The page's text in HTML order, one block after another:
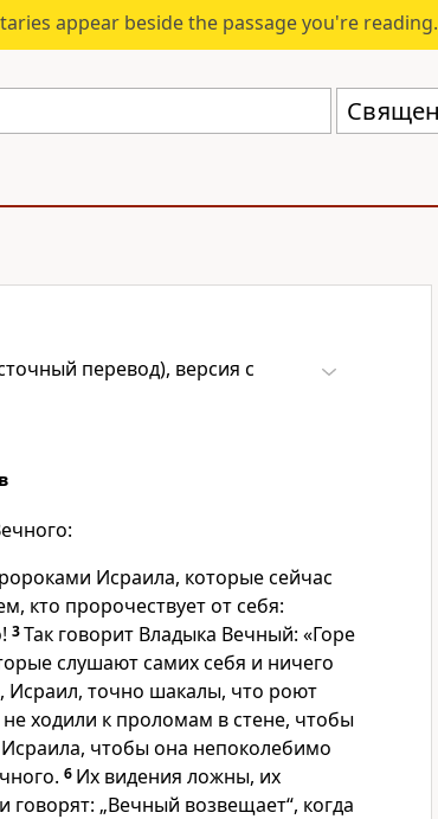
appear beside the passage you're reading.
перевод), версия с
Исраила, которые сейчас
кто пророчествует от себя:
3Так говорит Владыка Вечный: «Горе
слушают самих себя и ничего
Исраил, точно шакалы, что роют
ходили к проломам в стене, чтобы
чтобы она непоколебимо
6 Их видения ложны, их
„Вечный возвещает“, когда